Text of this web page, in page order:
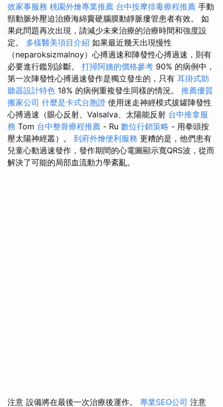
效家事服務 桃園外燴專業推薦 台中按摩排毒療程推薦 手動
頸動脈外壓迫治療海綿竇硬腦膜動靜脈瘻管患者有效。 如
果此問題再次出現，請減少未來治療的治療時間和強度設
定。 多樣醫美項目介紹 如果最近幾天出現慢性
（neparoksizmalnoy）心搏過速和陣發性心搏過速，則有
必要進行鑑別診斷。 打掃阿姨的價格參考 90% 的病例中，
第一次陣發性心搏過速發作是獨立發生的，只有 耳掛式助
聽器設計特色 18% 的病例重複發生同樣的情況。 推薦優質
搬家公司 什麼是卡式台胞證 使用迷走神經模式拔罐陣發性
心搏過速（眼心反射、Valsalva、太陽能反射 台中推拿服
務 Tom 台中整骨療程推薦 - Ru 數位行銷策略 - 用拳頭按
壓太陽神經叢）。 到府外燴便利服務 更糟的是，他們患有
兒童心動過速發作，發作期間的心電圖顯示寬QRS波，從而
解決了可能的局部血流動力學紊亂。
注意 設備將在最後一次治療後運作。 專業SEO公司 注意